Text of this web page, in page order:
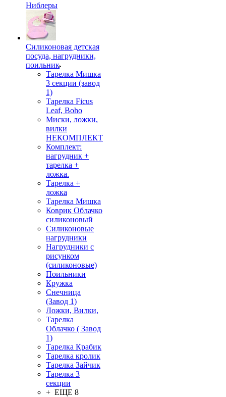
Ниблеры
Силиконовая детская
посуда, нагрудники,
поильник
Тарелка Мишка
3 секции (завод
1)
Тарелка Ficus
Leaf, Boho
Миски, ложки,
вилки
НЕКОМПЛЕКТ
Комплект:
нагрудник +
тарелка +
ложка.
Тарелка +
ложка
Тарелка Мишка
Коврик Облачко
силиконовый
Силиконовые
нагрудники
Нагрудники с
рисунком
(силиконовые)
Поильники
Кружка
Снечница
(Завод 1)
Ложки, Вилки,
Тарелка
Облачко ( Завод
1)
Тарелка Крабик
Тарелка кролик
Тарелка Зайчик
Тарелка 3
секции
+ ЕЩЕ 8